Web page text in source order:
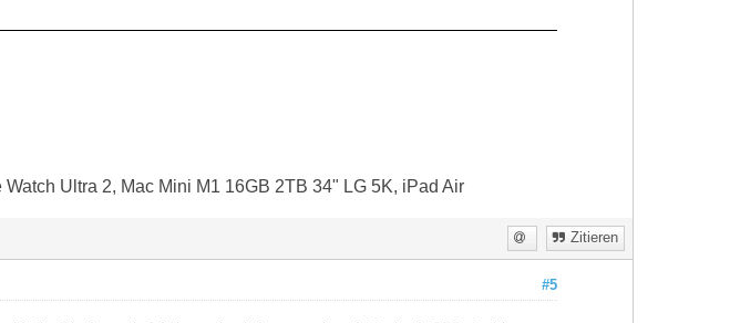
Ultra 2, Mac Mini M1 16GB 2TB 34" LG 5K, iPad Air
Zitieren
#5